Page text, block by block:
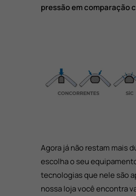
pressão em comparação
Agora já não restam mais
escolha o seu
tecnologias que nele são
nossa loja você encontra